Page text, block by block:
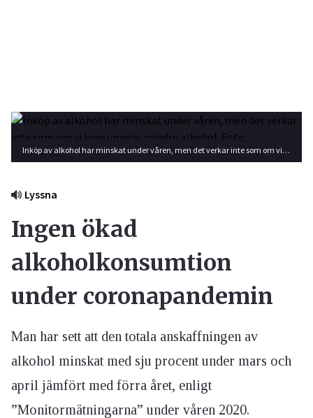
Inköp av alkohol har minskat under våren, men det verkar inte som om vi konsumerar mindre alkohol. Foto: Shutterstock
Lyssna
Ingen ökad
alkoholkonsumtion
under coronapandemin
Man har sett att den totala anskaffningen av
alkohol minskat med sju procent under mars och
april jämfört med förra året, enligt
”Monitormätningarna” under våren 2020.